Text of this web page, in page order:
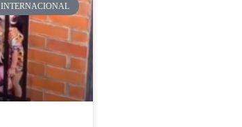
INTERNACIONAL